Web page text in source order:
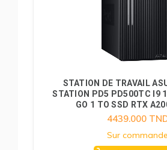
STATION DE TRAVAIL
STATION PD5 PD500TC I9
GO 1 TO SSD RTX
4439.000
Sur commande